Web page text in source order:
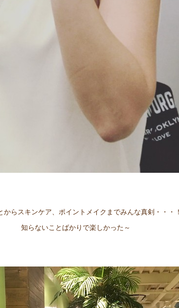
からスキンケア、ポイントメイクまでみんな真剣・・・！
知らないことばかりで楽しかった～